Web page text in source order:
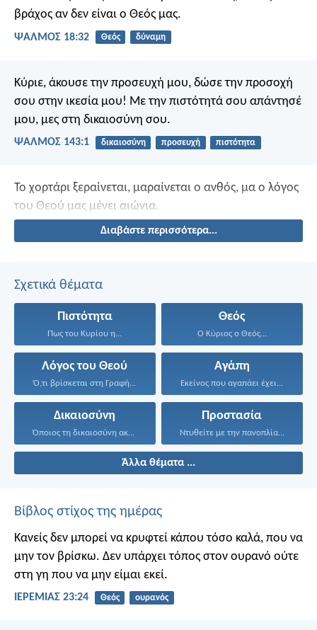
βράχος αν δεν είναι ο Θεός μας.
ΨΑΛΜΌΣ 18:32 Θεός δύναμη
Κύριε, άκουσε την προσευχή μου, δώσε την προσοχή
σου στην ικεσία μου! Με την πιστότητά σου απάντησέ
μου, μες στη δικαιοσύνη σου.
ΨΑΛΜΌΣ 143:1 δικαιοσύνη προσευχή πιστότητα
Το χορτάρι ξεραίνεται, μαραίνεται ο ανθός, μα ο λόγος
του Θεού μας μένει αιώνια.
Διαβάστε περισσότερα...
Σχετικά θέματα
Πιστότητα
Πως του Κυρίου η...
Θεός
Ο Κύριος ο Θεός...
Λόγος του Θεού
Ό,τι βρίσκεται στη Γραφή...
Αγάπη
Εκείνος που αγαπάει έχει...
Δικαιοσύνη
Όποιος τη δικαιοσύνη ακολουθεί...
Προστασία
Ντυθείτε με την πανοπλία...
Άλλα θέματα ...
Βίβλος στίχος της ημέρας
Κανείς δεν μπορεί να κρυφτεί κάπου τόσο καλά, που να
μην τον βρίσκω. Δεν υπάρχει τόπος στον ουρανό ούτε
στη γη που να μην είμαι εκεί.
ΙΕΡΕΜΙΑΣ 23:24 Θεός ουρανός